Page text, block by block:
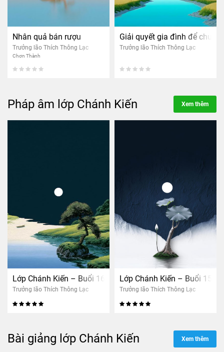
Nhân quả bán rượu
Trưởng lão Thích Thông Lạc
Chơn Thành
Giải quyết gia đình để
Trưởng lão Thích Thông Lạc
Pháp âm lớp Chánh Kiến Xem thêm
Lớp Chánh Kiến – Buổi 16: Tri kiến giải thoát (nam)
Trưởng lão Thích Thông Lạc
Lớp Chánh Kiến – Buổi 15:
Trưởng lão Thích Thông Lạc
Bài giảng lớp Chánh Kiến Xem thêm